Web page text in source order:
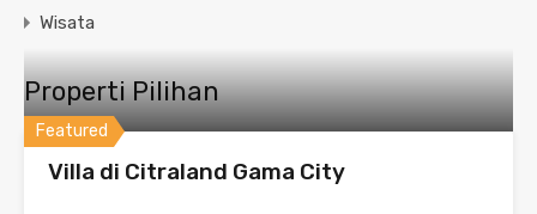
Wisata
Properti Pilihan
Featured
Villa di Citraland Gama City